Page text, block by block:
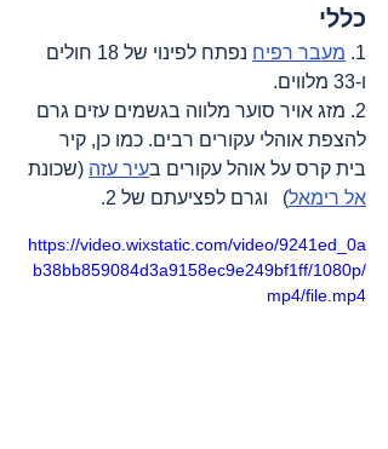
כללי
1. מעבר רפיח
נפתח לפינוי של 18 חולים
ו-33 מלווים.
2. מזג אויר סוער מלווה בגשמים עזים גרם
להצפת אוהלי עקורים רבים. כמו כן, קיר
בית קרס על אוהל עקורים בעיר עזה (שכונת
אל רימאל)   וגרם לפציעתם של 2.
https://video.wixstatic.com/video/9241ed_0a
b38bb859084d3a9158ec9e249bf1ff/1080p/
mp4/file.mp4